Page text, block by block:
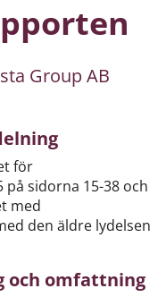
Group AB
för
sidorna 15-38 och
med
den äldre lydelsen
och omfattning